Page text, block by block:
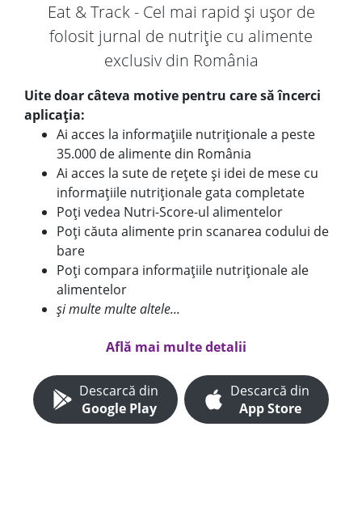
Eat & Track - Cel mai rapid și ușor de
folosit jurnal de nutriție cu alimente
exclusiv din România
Uite doar câteva motive pentru care să încerci
aplicația:
Ai acces la informațiile nutriționale a peste
35.000 de alimente din România
Ai acces la sute de rețete și idei de mese cu
informațiile nutriționale gata completate
Poți vedea Nutri-Score-ul alimentelor
Poți căuta alimente prin scanarea codului de
bare
Poți compara informațiile nutriționale ale
alimentelor
și multe multe altele...
Află mai multe detalii
Descarcă din
Google Play
Descarcă din
App Store